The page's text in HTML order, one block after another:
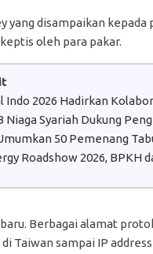
yang disampaikan
oleh para pakar.
Indo 2026 Hadirkan
Niaga Syariah Dukung
50 Pemenang
Roadshow 2026, BPKH
baru. Berbagai alamat
Taiwan sampai IP